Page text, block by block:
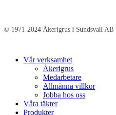
© 1971-2024 Åkerigrus i Sundsvall AB |
Close
Vår verksamhet
Åkerigrus
Medarbetare
Allmänna villkor
Jobba hos oss
Våra täkter
Produkter